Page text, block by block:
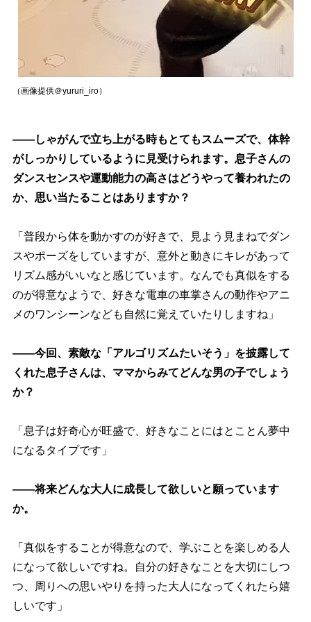
（画像提供＠yururi_iro）
――しゃがんで立ち上がる時もとてもスムーズで、体幹
がしっかりしているように見受けられます。息子さんの
ダンスセンスや運動能力の高さはどうやって養われたの
か、思い当たることはありますか？
「普段から体を動かすのが好きで、見よう見まねでダン
スやポーズをしていますが、意外と動きにキレがあって
リズム感がいいなと感じています。なんでも真似をする
のが得意なようで、好きな電車の車掌さんの動作やアニ
メのワンシーンなども自然に覚えていたりしますね」
――今回、素敵な「アルゴリズムたいそう」を披露して
くれた息子さんは、ママからみてどんな男の子でしょう
か？
「息子は好奇心が旺盛で、好きなことにはとことん夢中
になるタイプです」
――将来どんな大人に成長して欲しいと願っています
か。
「真似をすることが得意なので、学ぶことを楽しめる人
になって欲しいですね。自分の好きなことを大切にしつ
つ、周りへの思いやりを持った大人になってくれたら嬉
しいです」